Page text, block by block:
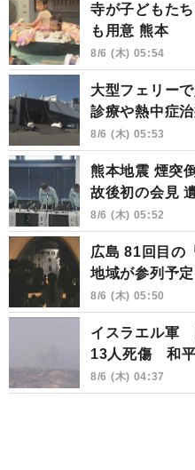
寺が子どもた
も用意 熊本
8/6 (木) 05:54
大型フェリー
診療や熱中症
8/6 (木) 05:53
熊本地震 煙突
故後初の会見
8/6 (木) 05:52
広島 81回目の
地域が参列予
8/6 (木) 05:50
イスラエル軍
13人死傷 和平
8/6 (木) 04:37